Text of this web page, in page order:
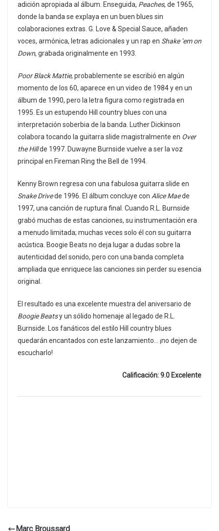
adición apropiada al álbum. Enseguida, Peaches, de 1965,
donde la banda se explaya en un buen blues sin
colaboraciones extras. G. Love & Special Sauce, añaden
voces, armónica, letras adicionales y un rap en Shake ’em on
Down, grabada originalmente en 1993.
Poor Black Mattie, probablemente se escribió en algún
momento de los 60, aparece en un video de 1984 y en un
álbum de 1990, pero la letra figura como registrada en
1995. Es un estupendo Hill country blues con una
interpretación soberbia de la banda. Luther Dickinson
colabora tocando la guitarra slide magistralmente en Over
the Hillde 1997. Duwayne Burnside vuelve a ser la voz
principal en Fireman Ring the Bell de 1994.
Kenny Brown regresa con una fabulosa guitarra slide en
Snake Drivede 1996. El álbum concluye con Alice Maede
1997, una canción de ruptura final. Cuando R.L. Burnside
grabó muchas de estas canciones, su instrumentación era
a menudo limitada; muchas veces solo él con su guitarra
acústica. Boogie Beats no deja lugar a dudas sobre la
autenticidad del sonido, pero con una banda completa
ampliada que enriquece las canciones sin perder su esencia
original.
El resultado es una excelente muestra del aniversario de
Boogie Beatsy un sólido homenaje al legado de R.L.
Burnside. Los fanáticos del estilo Hill country blues
quedarán encantados con este lanzamiento… ¡no dejen de
escucharlo!
Calificación: 9.0 Excelente
Marc Broussard